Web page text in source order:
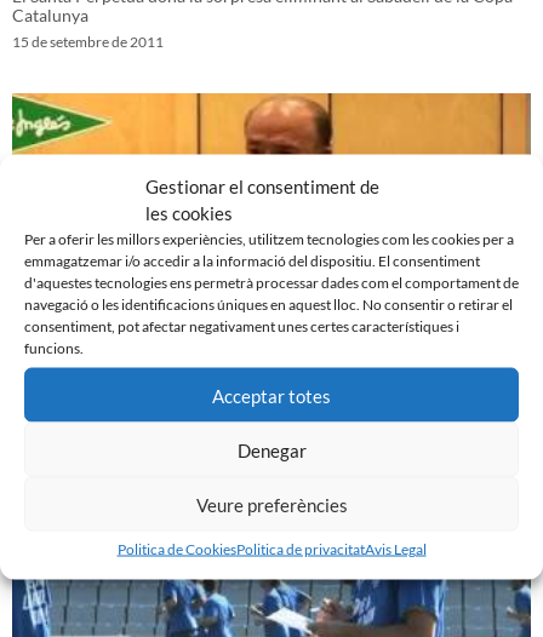
Gestionar el consentiment de
les cookies
Per a oferir les millors experiències, utilitzem tecnologies com les cookies per a
emmagatzemar i/o accedir a la informació del dispositiu. El consentiment
d'aquestes tecnologies ens permetrà processar dades com el comportament de
navegació o les identificacions úniques en aquest lloc. No consentir o retirar el
consentiment, pot afectar negativament unes certes característiques i
funcions.
Acceptar totes
Denegar
Veure preferències
Politica de CookiesPolitica de privacitatAvis Legal
Catalunya
15 de setembre de 2011
Presentació ‘El club de mi vida’ de Joaquim Fité
14 de setembre de 2011